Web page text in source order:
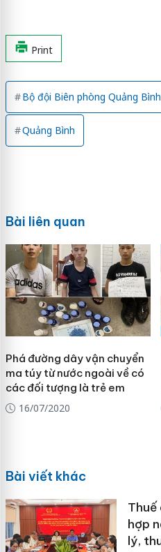
Print
Bộ đội Biên phòng Quảng Bình
Quảng Bình
Bài liên quan
Phá đường dây vận chuyển
ma túy từ nước ngoài về có
các đối tượng là trẻ em
16/07/2020
Bài viết khác
Thuế
hợp
lý,